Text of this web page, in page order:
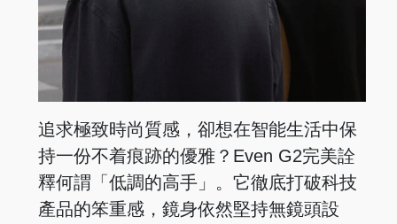
追求極致時尚質感，卻想在智能生活中保
持一份不着痕跡的優雅？Even G2完美詮
釋何謂「低調的高手」。它徹底打破科技
產品的笨重感，鏡身依然堅持無鏡頭設